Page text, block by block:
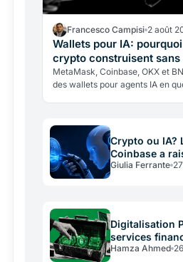
Francesco Campisi 2 août
Wallets pour IA:
crypto construisent sans
MetaMask, Coinbase, OKX et
des wallets pour agents IA en
Crypto ou IA?
Coinbase a
sans intérêt
Giulia Ferrante
Digitalisation
services
Hamza Ahmed